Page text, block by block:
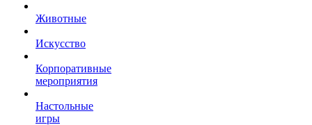
Животные
Искусство
Корпоративные
мероприятия
Настольные
игры